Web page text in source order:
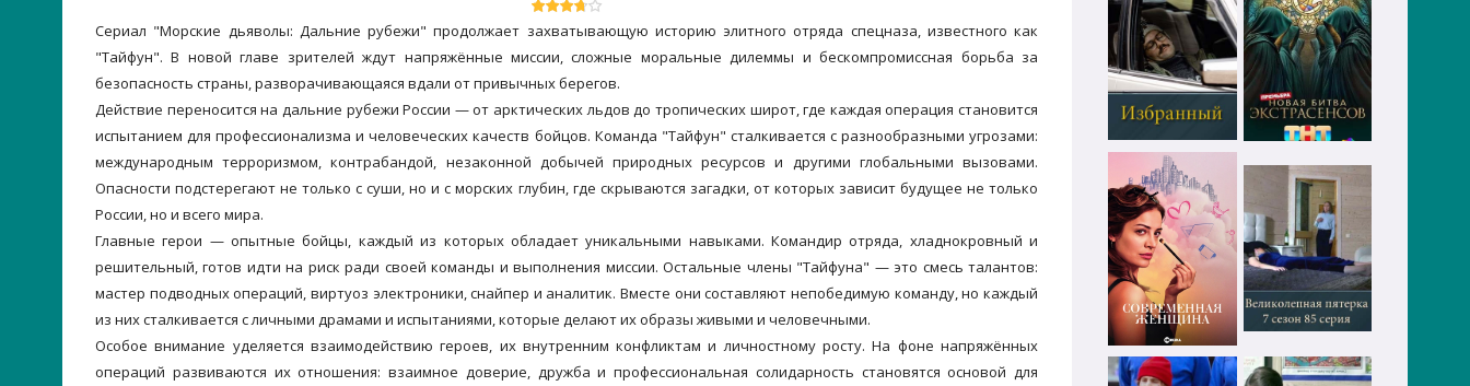
Сериал "Морские дьяволы: Дальние рубежи" продолжает захватывающую историю элитного отряда спецназа, известного как
"Тайфун". В новой главе зрителей ждут напряжённые миссии, сложные моральные дилеммы и бескомпромиссная борьба за
безопасность страны, разворачивающаяся вдали от привычных берегов.
Действие переносится на дальние рубежи России — от арктических льдов до тропических широт, где каждая операция становится
испытанием для профессионализма и человеческих качеств бойцов. Команда "Тайфун" сталкивается с разнообразными угрозами:
международным терроризмом, контрабандой, незаконной добычей природных ресурсов и другими глобальными вызовами.
Опасности подстерегают не только с суши, но и с морских глубин, где скрываются загадки, от которых зависит будущее не только
России, но и всего мира.
Главные герои — опытные бойцы, каждый из которых обладает уникальными навыками. Командир отряда, хладнокровный и
решительный, готов идти на риск ради своей команды и выполнения миссии. Остальные члены "Тайфуна" — это смесь талантов:
мастер подводных операций, виртуоз электроники, снайпер и аналитик. Вместе они составляют непобедимую команду, но каждый
из них сталкивается с личными драмами и испытаниями, которые делают их образы живыми и человечными.
Особое внимание уделяется взаимодействию героев, их внутренним конфликтам и личностному росту. На фоне напряжённых
операций развиваются их отношения: взаимное доверие, дружба и профессиональная солидарность становятся основой для